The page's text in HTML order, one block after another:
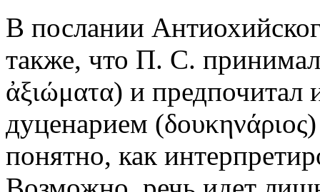
В послании
также, что П. С.
ἀξιώματα) и предпочитал
дуценарием
понятно, как